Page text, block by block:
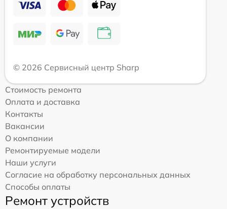
© 2026 Сервисный центр Sharp
Стоимость ремонта
Оплата и доставка
Контакты
Вакансии
О компании
Ремонтируемые модели
Наши услуги
Согласие на обработку персональных данных
Способы оплаты
Ремонт устройств